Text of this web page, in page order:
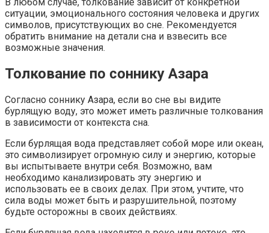
ситуации, эмоционального состояния человека и других
символов, присутствующих во сне. Рекомендуется
обратить внимание на детали сна и взвесить все
возможные значения.
Толкование по соннику Азара
Согласно соннику Азара, если во сне вы видите
бурлящую воду, это может иметь различные толкования
в зависимости от контекста сна.
Если бурлящая вода представляет собой море или океан,
это символизирует огромную силу и энергию, которые
вы испытываете внутри себя. Возможно, вам
необходимо канализировать эту энергию и
использовать ее в своих делах. При этом, учтите, что
сила воды может быть и разрушительной, поэтому
будьте осторожны в своих действиях.